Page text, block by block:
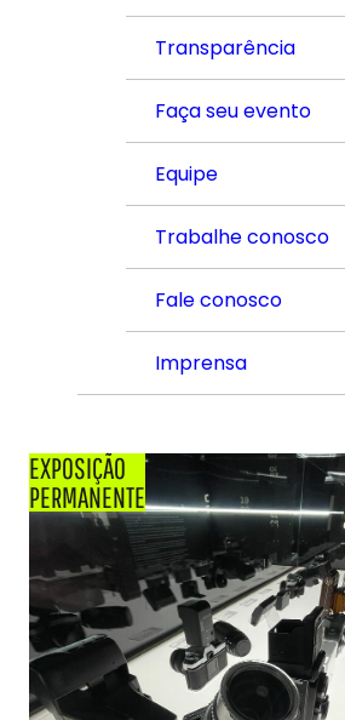
Transparência
Faça seu evento
Equipe
Trabalhe conosco
Fale conosco
Imprensa
EXPOSIÇÃO
PERMANENTE